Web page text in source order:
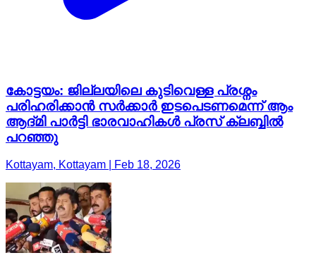
കോട്ടയം: ജില്ലയിലെ കുടിവെള്ള പ്രശ്നം
പരിഹരിക്കാൻ സർക്കാർ ഇടപെടണമെന്ന് ആം
ആദ്മി പാർട്ടി ഭാരവാഹികൾ പ്രസ് ക്ലബ്ബിൽ
പറഞ്ഞു
Kottayam, Kottayam | Feb 18, 2026